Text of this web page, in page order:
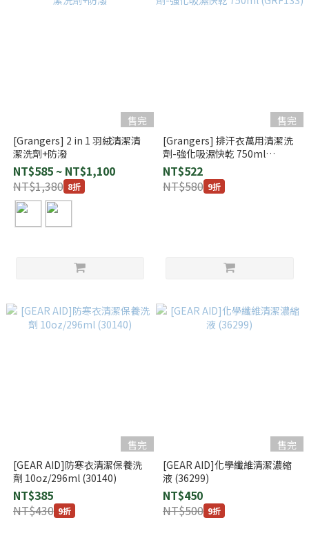
售完
[Grangers] 2 in 1 羽絨清潔清
潔洗劑+防潑
NT$585 ~ NT$1,100
NT$1,380 8折
售完
[Grangers] 排汗衣萬用清潔洗
劑-強化吸濕快乾 750ml
(GRF133)
NT$522
NT$580 9折
售完
[GEAR AID]防寒衣清潔保養洗
劑 10oz/296ml (30140)
NT$385
NT$430 9折
售完
[GEAR AID]化學纖維清潔濃縮
液 (36299)
NT$450
NT$500 9折